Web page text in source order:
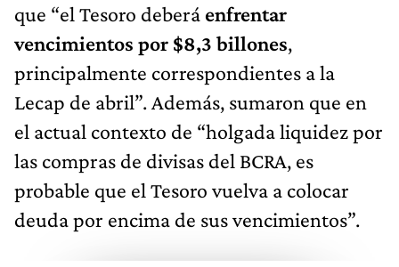
que “el Tesoro deberá enfrentar
vencimientos por $8,3 billones,
principalmente correspondientes a la
Lecap de abril”. Además, sumaron que en
el actual contexto de “holgada liquidez por
las compras de divisas del BCRA, es
probable que el Tesoro vuelva a colocar
deuda por encima de sus vencimientos”.